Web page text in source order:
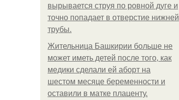
вырывается струя по ровной дуге и
точно попадает в отверстие нижней
трубы.
Жительница Башкирии больше не
может иметь детей после того, как
медики сделали ей аборт на
шестом месяце беременности и
оставили в матке плаценту.